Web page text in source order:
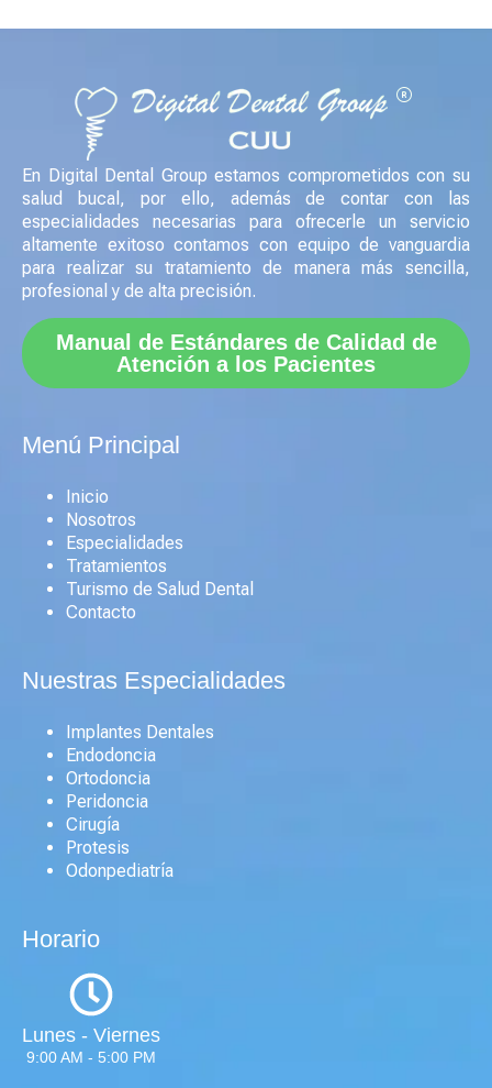
En Digital Dental Group estamos comprometidos con su
salud bucal, por ello, además de contar con las
especialidades necesarias para ofrecerle un servicio
altamente exitoso contamos con equipo de vanguardia
para realizar su tratamiento de manera más sencilla,
profesional y de alta precisión.
Manual de Estándares de Calidad de
Atención a los Pacientes
Menú Principal
Inicio
Nosotros
Especialidades
Tratamientos
Turismo de Salud Dental
Contacto
Nuestras Especialidades
Implantes Dentales
Endodoncia
Ortodoncia
Peridoncia
Cirugía
Protesis
Odonpediatría
Horario
Lunes - Viernes
9:00 AM - 5:00 PM